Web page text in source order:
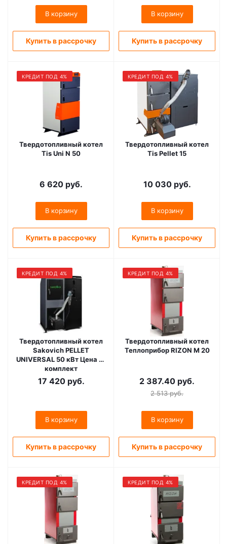
В корзину
Купить в рассрочку
В корзину
Купить в рассрочку
КРЕДИТ ПОД 4%
Твердотопливный котел
Tis Uni N 50
6 620 руб.
В корзину
Купить в рассрочку
КРЕДИТ ПОД 4%
Твердотопливный котел
Tis Pellet 15
10 030руб.
В корзину
Купить в рассрочку
КРЕДИТ ПОД 4%
Твердотопливный котел
Sakovich PELLET
UNIVERSAL 50 кВт Цена за
комплект
(Теплообменник, горелка
Kipi, бункер Bio)
17 420руб.
В корзину
Купить в рассрочку
КРЕДИТ ПОД 4%
Твердотопливный котел
Теплоприбор RIZON M 20
2 387.40 руб.
2 513руб.
В корзину
Купить в рассрочку
КРЕДИТ ПОД 4% КРЕДИТ ПОД 4%